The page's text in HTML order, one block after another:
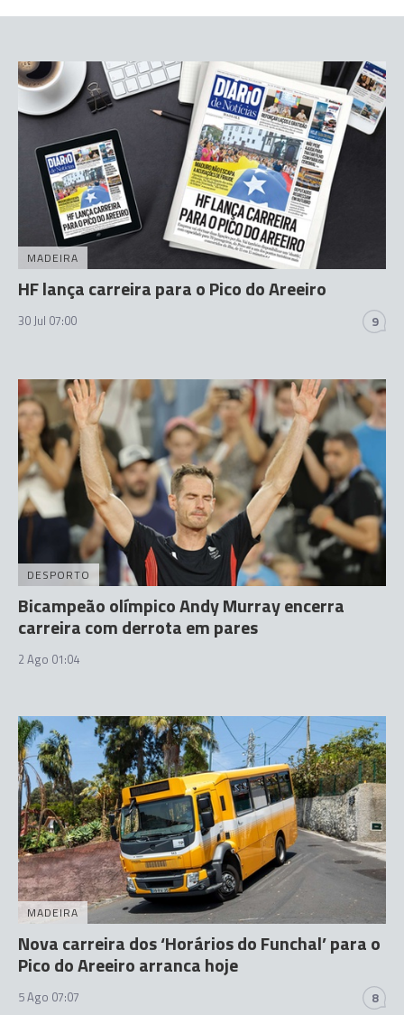
MADEIRA
HF lança carreira para o Pico do Areeiro
30 Jul 07:00 9
DESPORTO
Bicampeão olímpico Andy Murray encerra
carreira com derrota em pares
2 Ago 01:04
MADEIRA
Nova carreira dos ‘Horários do Funchal’ para o
Pico do Areeiro arranca hoje
5 Ago 07:07 8